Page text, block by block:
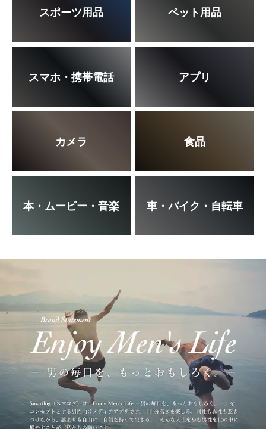
スポーツ用品 ペット用品
スマホ・携帯電話 アプリ
カメラ 食品
本・ムービー・音楽 車・バイク・自転車